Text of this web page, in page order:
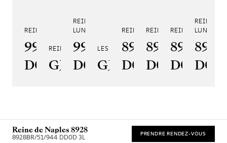
REINE DE NAPLES 9915
9915BB/58/964
D0
REINE DE NAPLES PERLES IMPÉRIALES
GJ29BH89254DD5J4
REINE DE NAPLES PHASE DE
LUNE 9935
9935BH/4Y/J40
D0
LES JARDINS DU PETIT TRIANON
GJE25BH20.8985DB
REINE DE NAPLES 8925
8925BH/5W/J40
D0
REINE DE NAPLES 8918
8918BB/5D/
D0
REINE DE
D0
REINE
LUNE
Reine de Naples 8928
8928BR/51/944 DD0D 3L PRENDRE RENDEZ-VOUS